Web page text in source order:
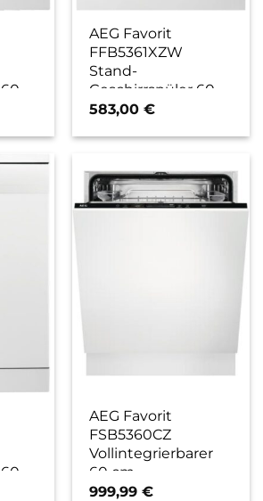
AEG Favorit
FFB5361XZW
Stand-
Geschirrspüler 60
cm weiß / D
583,00€
AEG Favorit
FSB5360CZ
Vollintegrierbarer
60 cm
Geschirrspüler / D
999,99€